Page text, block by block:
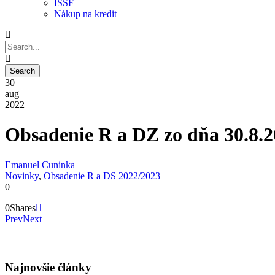
ISSF
Nákup na kredit
30
aug
2022
Obsadenie R a DZ zo dňa
Emanuel Cuninka
Novinky, Obsadenie R a DS 2022/2023
0
0Shares
PrevNext
Najnovšie články